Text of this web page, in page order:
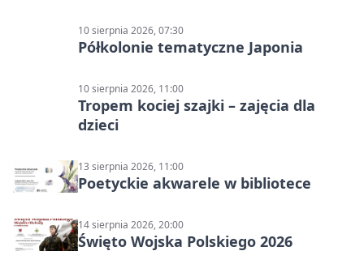
10 sierpnia 2026, 07:30
Półkolonie tematyczne Japonia
10 sierpnia 2026, 11:00
Tropem kociej szajki – zajęcia dla
dzieci
13 sierpnia 2026, 11:00
Poetyckie akwarele w bibliotece
14 sierpnia 2026, 20:00
Święto Wojska Polskiego 2026